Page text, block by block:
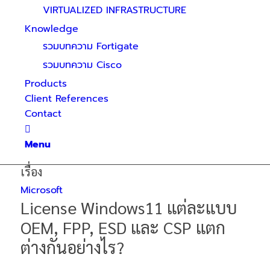
VIRTUALIZED INFRASTRUCTURE
Knowledge
รวมบทความ Fortigate
รวมบทความ Cisco
Products
Client References
Contact
Menu
เรื่อง
Microsoft
License Windows11 แต่ละแบบ
OEM, FPP, ESD และ CSP แตก
ต่างกันอย่างไร?